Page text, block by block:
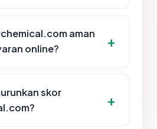
aman
online?
skor